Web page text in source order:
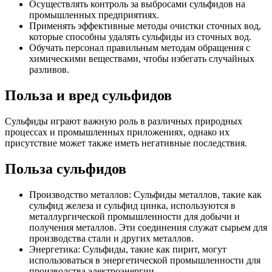
Осуществлять контроль за выбросами сульфидов на
промышленных предприятиях.
Применять эффективные методы очистки сточных вод,
которые способны удалять сульфиды из сточных вод.
Обучать персонал правильным методам обращения с
химическими веществами, чтобы избегать случайных
разливов.
Польза и вред сульфидов
Сульфиды играют важную роль в различных природных
процессах и промышленных приложениях, однако их
присутствие может также иметь негативные последствия.
Польза сульфидов
Производство металлов: Сульфиды металлов, такие как
сульфид железа и сульфид цинка, используются в
металлургической промышленности для добычи и
получения металлов. Эти соединения служат сырьем для
производства стали и других металлов.
Энергетика: Сульфиды, такие как пирит, могут
использоваться в энергетической промышленности для